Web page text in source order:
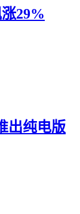
29%
出纯电版